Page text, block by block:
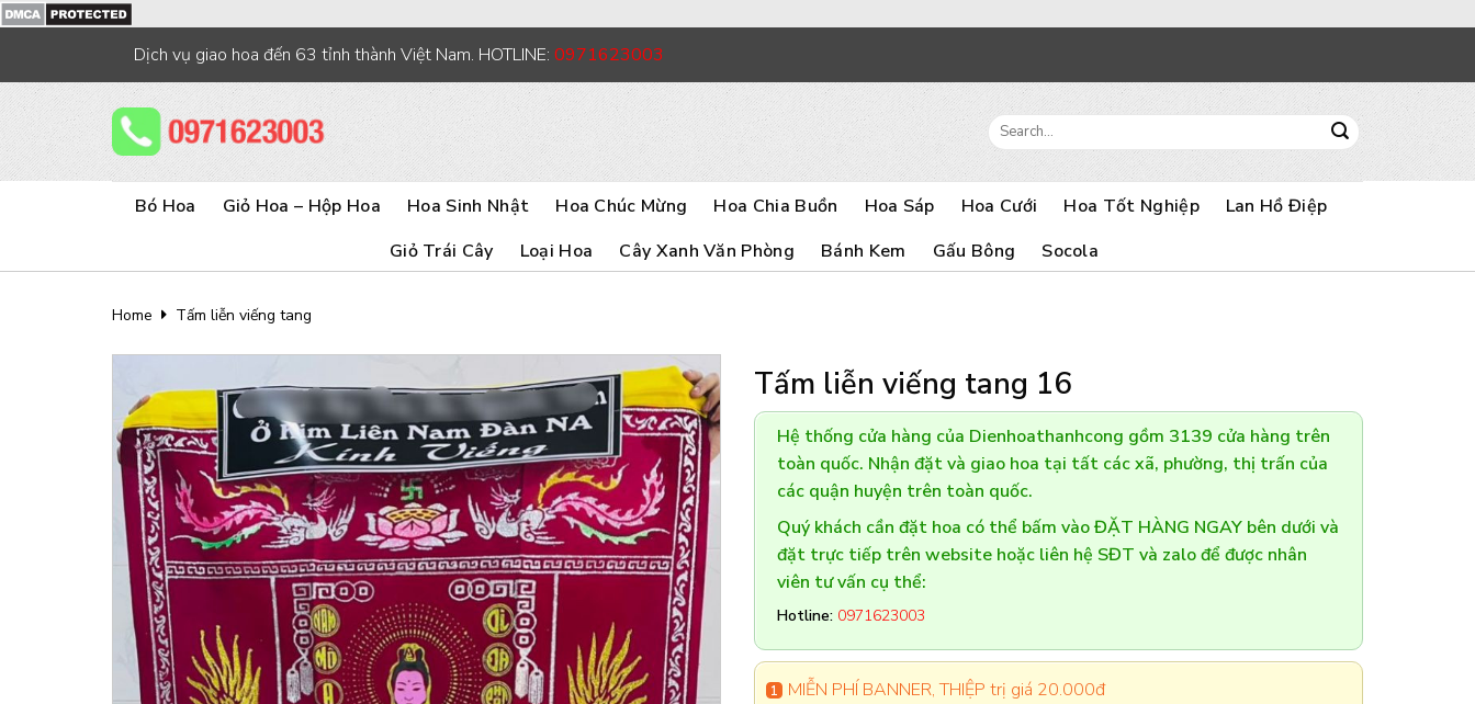
content
Dịch vụ giao hoa đến 63 tỉnh thành Việt Nam. HOTLINE: 0971623003
Search
for:
Bó Hoa Giỏ Hoa – Hộp Hoa Hoa Sinh Nhật Hoa Chúc Mừng Hoa Chia Buồn Hoa Sáp Hoa Cưới Hoa Tốt Nghiệp
Lan Hồ Điệp
Giỏ Trái Cây
Loại Hoa Cây Xanh Văn Phòng Bánh Kem Gấu Bông Socola
Home Tấm liễn viếng tang
Tấm liễn viếng tang 16
Hệ thống cửa hàng của Dienhoathanhcong gồm 3139 cửa hàng trên
toàn quốc. Nhận đặt và giao hoa tại tất các xã, phường, thị trấn của
các quận huyện trên toàn quốc.
Quý khách cần đặt hoa có thể bấm vào ĐẶT HÀNG NGAY bên dưới và
đặt trực tiếp trên website hoặc liên hệ SĐT và zalo để được nhân
viên tư vấn cụ thể:
Hotline: 0971623003
MIỄN PHÍ BANNER, THIỆP trị giá 20.000đ